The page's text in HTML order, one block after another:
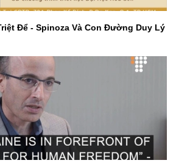
Để - Spinoza Và Con Đường Duy Lý